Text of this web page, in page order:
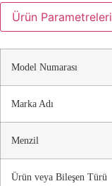
Ürün Parametreleri
Model Numarası
Marka Adı
Menzil
Ürün veya Bileşen Türü